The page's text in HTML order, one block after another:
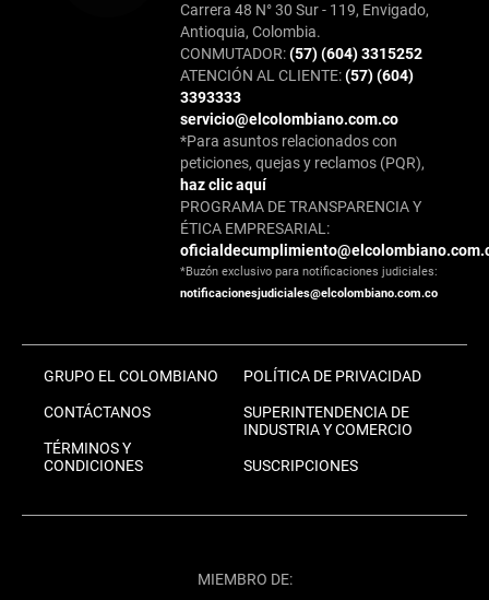
Carrera 48 N° 30 Sur - 119, Envigado,
Antioquia, Colombia.
CONMUTADOR:(57) (604) 3315252
ATENCIÓN AL CLIENTE:(57) (604)
3393333
servicio@elcolombiano.com.co
*Para asuntos relacionados con
peticiones, quejas y reclamos (PQR),
haz clic aquí
PROGRAMA DE TRANSPARENCIA Y
ÉTICA EMPRESARIAL:
*Buzón exclusivo para notificaciones judiciales:
notificacionesjudiciales@elcolombiano.com.co
GRUPO EL COLOMBIANO
CONTÁCTANOS
TÉRMINOS Y
CONDICIONES
POLÍTICA DE PRIVACIDAD
SUPERINTENDENCIA DE
INDUSTRIA Y COMERCIO
SUSCRIPCIONES
MIEMBRO DE: